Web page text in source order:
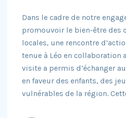
Dans le cadre de notre
promouvoir le bien-être des
locales, une rencontre
tenue à Léo en collaboration
visite a permis d’échanger
en faveur des enfants, des
vulnérables de la région.